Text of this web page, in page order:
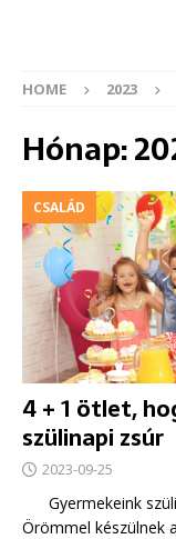
HOME 2023
Hónap:
CSALÁD
4 + 1 ötlet,
szülinapi zsúr
2023-09-25
Gyermekeink
Örömmel készülnek